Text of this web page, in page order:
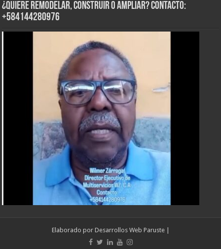
¿Quiere Remodelar, Construir o Ampliar? Contacto:
+584144280976
Elaborado por Desarrollos Web Paruste|